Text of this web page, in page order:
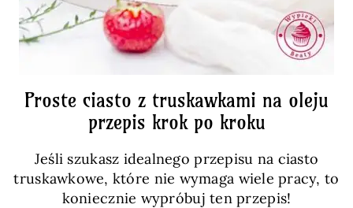
Proste ciasto z truskawkami na oleju
przepis krok po kroku
Jeśli szukasz idealnego przepisu na ciasto
truskawkowe, które nie wymaga wiele pracy, to
koniecznie wypróbuj ten przepis!